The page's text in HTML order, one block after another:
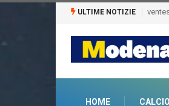
ULTIME NOTIZIE
HOME CALCIO